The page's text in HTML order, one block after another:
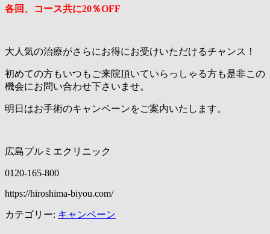
各回、コース共に20％OFF
大人気の治療がさらにお得にお受けいただけるチャンス！
初めての方もいつもご来院頂いていらっしゃる方も是非この
機会にお問い合わせ下さいませ。
明日はお手術のキャンペーンをご案内いたします。
広島プルミエクリニック
0120-165-800
https://hiroshima-biyou.com/
カテゴリー: キャンペーン